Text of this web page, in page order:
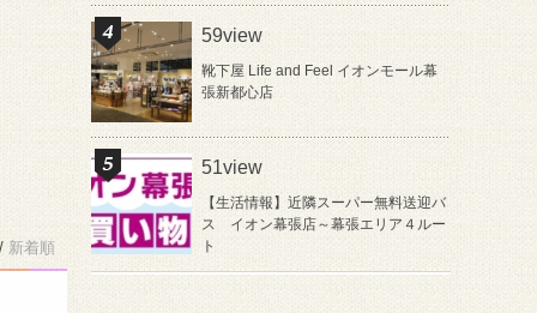
新着順
59view
靴下屋 Life and Feel イオンモール幕
張新都心店
51view
【生活情報】近隣スーパー無料送迎バ
ス イオン幕張店～幕張エリア４ルー
ト